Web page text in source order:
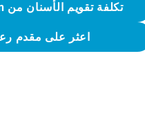
تكلفة تقويم الأسنان من Invisalign
اعثر على مقدم